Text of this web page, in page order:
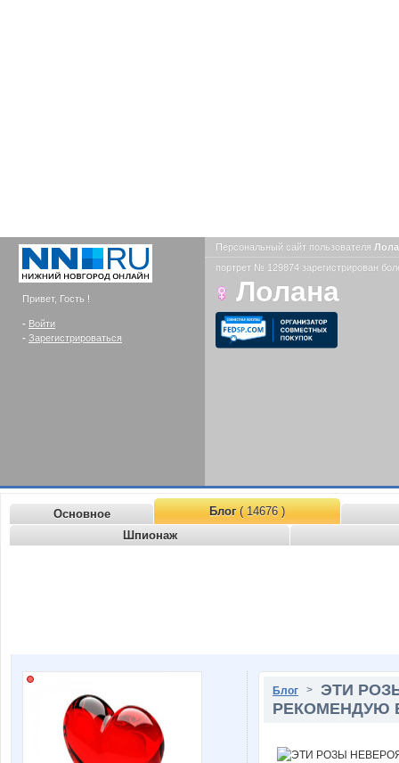
Привет, Гость !
- Войти
- Зарегистрироваться
Персональный сайт пользователя
портрет № 129874 зарегистрирован
Лолана
Основное Блог( 14676 )
Шпионаж
Блог > ЭТИ
РЕКОМЕНДУЮ